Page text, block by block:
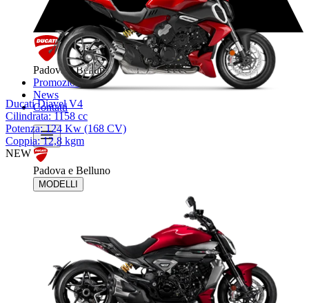
Padova e Belluno
Promozioni
News
Contatti
Padova e Belluno
MODELLI
Ducati Diavel V4
Cilindrata: 1158 cc
Potenza: 124 Kw (168 CV)
Coppia: 12,8 kgm
NEW